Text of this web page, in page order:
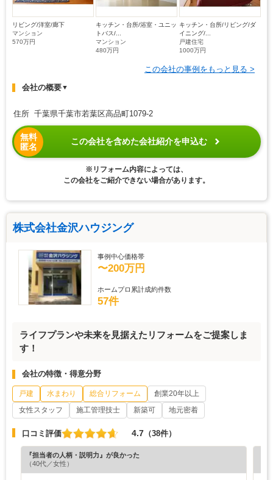
リビング/洋室/廊下
マンション
570万円
キッチン・台所/浴室・ユニッ
トバス/...
マンション
480万円
キッチン・台所/リビング/ダ
イニング/...
戸建住宅
1000万円
この会社の事例をもっと見る >
会社の概要▼
住所 千葉県千葉市若葉区高品町1079-2
無料
匿名
この会社を含めた会社紹介を申込む
※リフォーム内容によっては、
この会社をご紹介できない場合があります。
株式会社金沢ハウジング
事例中心価格帯
〜200万円
ホームプロ累計成約件数
57件
ライフプランや未来を見据えたリフォームをご提案しま
す！
会社の特徴・得意分野
戸建 水まわり 総合リフォーム
創業20年以上
女性スタッフ
施工管理技士 新築可 地元密着
口コミ評価 4.7 （38件）
『担当者の人柄・説明力』が良かった
（40代／女性）